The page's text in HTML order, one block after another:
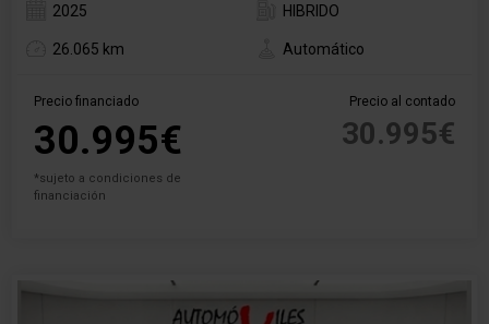
2025 HIBRIDO
26.065 km Automático
Precio financiado
30.995€
*sujeto a condiciones de
financiación
Precio al contado
30.995€